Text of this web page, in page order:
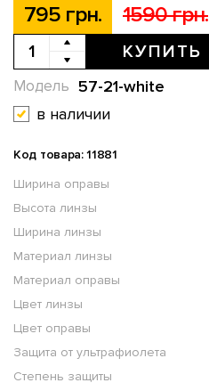
795 грн. 1590 грн.
КУПИТЬ
57-21-white
Модель
в наличии
Код товара: 11881
Ширина оправы
Высота линзы
Ширина линзы
Материал линзы
Материал оправы
Цвет линзы
Цвет оправы
Защита от ультрафиолета
Степень защиты